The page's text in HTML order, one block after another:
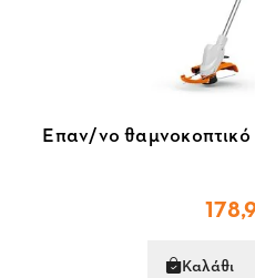
Επαν/νο
Καλάθι